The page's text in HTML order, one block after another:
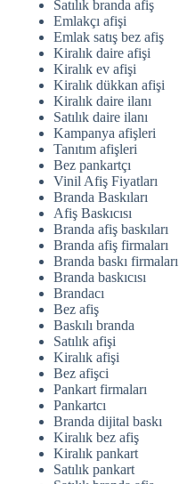
Satılık branda afiş
Emlakçı afişi
Emlak satış bez afiş
Kiralık daire afişi
Kiralık ev afişi
Kiralık dükkan afişi
Kiralık daire ilanı
Satılık daire ilanı
Kampanya afişleri
Tanıtım afişleri
Bez pankartçı
Vinil Afiş Fiyatları
Branda Baskıları
Afiş Baskıcısı
Branda afiş baskıları
Branda afiş firmaları
Branda baskı firmaları
Branda baskıcısı
Brandacı
Bez afiş
Baskılı branda
Satılık afişi
Kiralık afişi
Bez afişci
Pankart firmaları
Pankartcı
Branda dijital baskı
Kiralık bez afiş
Kiralık pankart
Satılık pankart